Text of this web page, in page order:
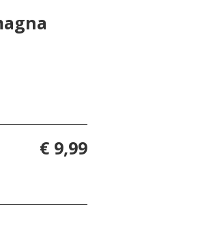
€ 9,99